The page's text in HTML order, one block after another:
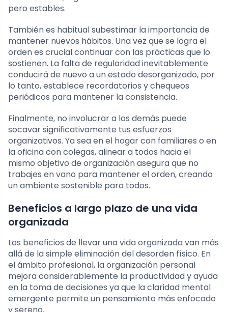
pero estables.
También es habitual subestimar la importancia de
mantener nuevos hábitos. Una vez que se logra el
orden es crucial continuar con las prácticas que lo
sostienen. La falta de regularidad inevitablemente
conducirá de nuevo a un estado desorganizado, por
lo tanto, establece recordatorios y chequeos
periódicos para mantener la consistencia.
Finalmente, no involucrar a los demás puede
socavar significativamente tus esfuerzos
organizativos. Ya sea en el hogar con familiares o en
la oficina con colegas, alinear a todos hacia el
mismo objetivo de organización asegura que no
trabajes en vano para mantener el orden, creando
un ambiente sostenible para todos.
Beneficios a largo plazo de una vida
organizada
Los beneficios de llevar una vida organizada van más
allá de la simple eliminación del desorden físico. En
el ámbito profesional, la organización personal
mejora considerablemente la productividad y ayuda
en la toma de decisiones ya que la claridad mental
emergente permite un pensamiento más enfocado